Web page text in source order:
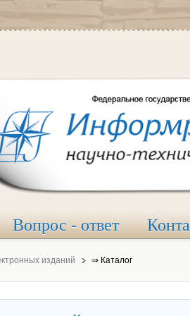
Вопрос - ответ
изданий ⇒ Каталог